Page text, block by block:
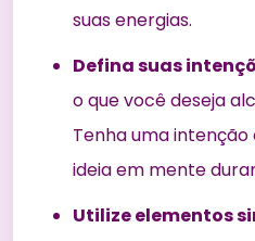
suas energias.
Defina suas
o que você deseja
Tenha uma
ideia em mente
Utilize elementos